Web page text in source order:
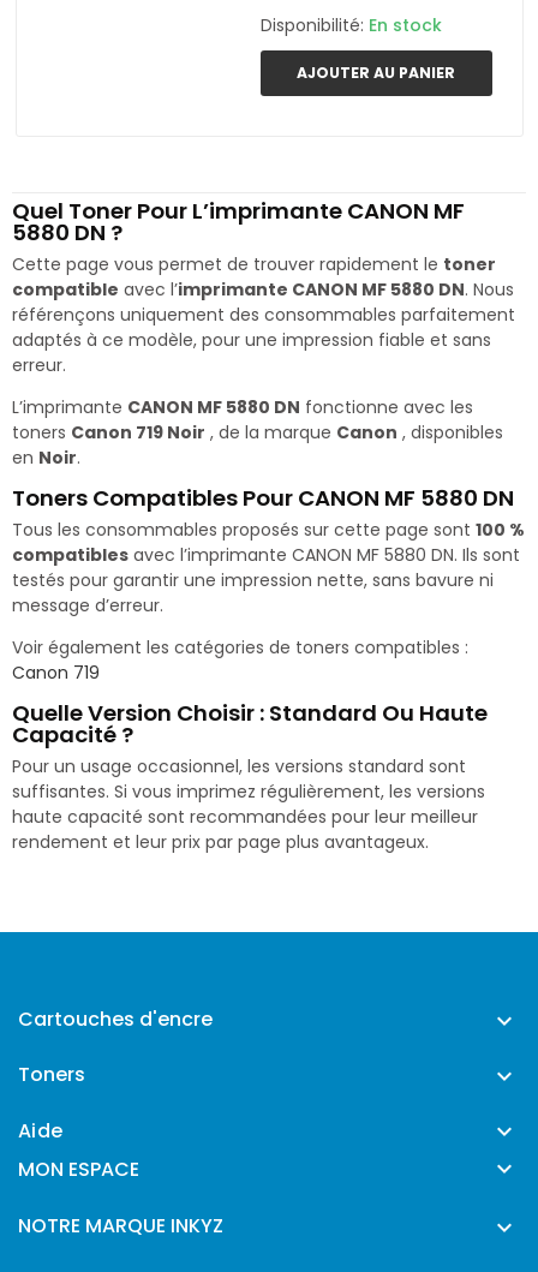
Disponibilité: En stock
AJOUTER AU PANIER
Quel Toner Pour L’imprimante CANON MF
5880 DN ?
Cette page vous permet de trouver rapidement le toner
compatible avec l’imprimante CANON MF 5880 DN. Nous
référençons uniquement des consommables parfaitement
adaptés à ce modèle, pour une impression fiable et sans
erreur.
L’imprimante CANON MF 5880 DN fonctionne avec les
toners Canon 719 Noir , de la marque Canon , disponibles
en Noir.
Toners Compatibles Pour CANON MF 5880 DN
Tous les consommables proposés sur cette page sont 100 %
compatibles avec l’imprimante CANON MF 5880 DN. Ils sont
testés pour garantir une impression nette, sans bavure ni
message d’erreur.
Voir également les catégories de toners compatibles :
Canon 719
Quelle Version Choisir : Standard Ou Haute
Capacité ?
Pour un usage occasionnel, les versions standard sont
suffisantes. Si vous imprimez régulièrement, les versions
haute capacité sont recommandées pour leur meilleur
rendement et leur prix par page plus avantageux.
Cartouches d'encre 
Toners 
Aide 
MON ESPACE 
NOTRE MARQUE INKYZ 